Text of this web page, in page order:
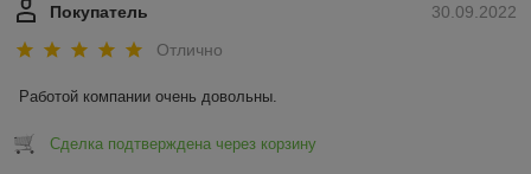
30.09.2022
Покупатель
Отлично
Работой компании очень довольны.
Сделка подтверждена через корзину